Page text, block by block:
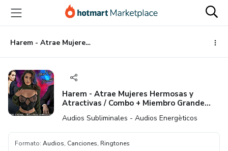
principal
página
de
página
Harem - Atrae Mujeres Hermosas y Atractivas / Combo + Miembro Grande Mùltiples Beneficios + Androstenol - Potente Audio Subliminal
Harem - Atrae Mujeres Hermosas y
Atractivas / Combo + Miembro Grande
Mùltiples Beneficios + Androstenol -
Potente Audio Subliminal
Audios Subliminales - Audios Energèticos
Formato: Audios, Canciones, Ringtones